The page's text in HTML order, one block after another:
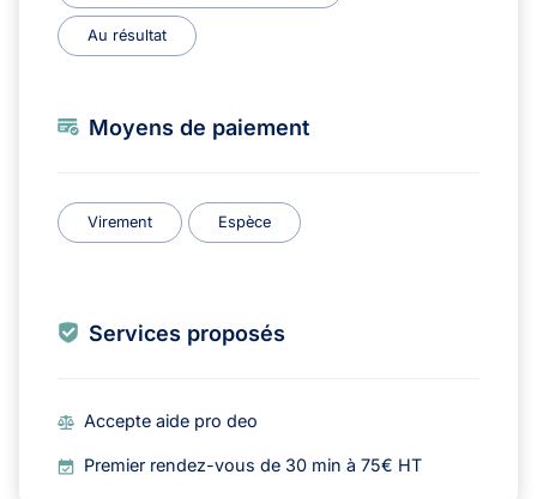
Au résultat
Moyens de paiement
Virement Espèce
Services proposés
Accepte aide pro deo
Premier rendez-vous de 30 min à 75€ HT